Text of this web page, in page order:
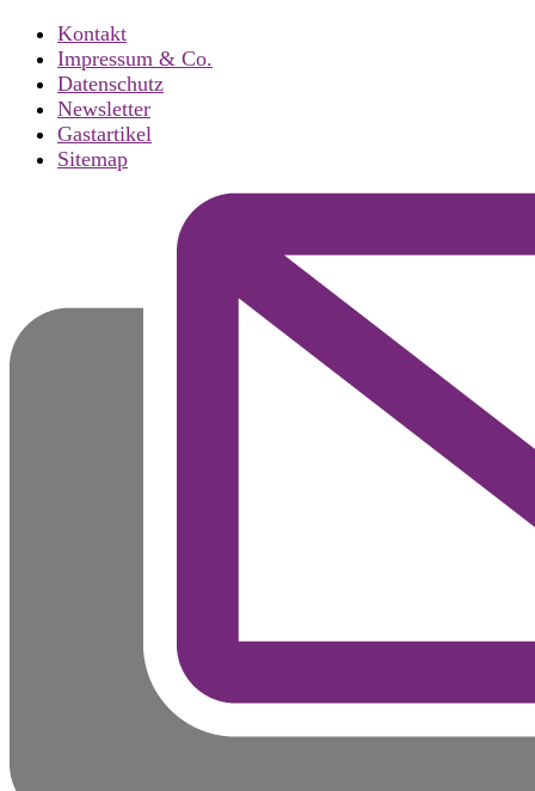
Kontakt
Impressum & Co.
Datenschutz
Newsletter
Gastartikel
Sitemap